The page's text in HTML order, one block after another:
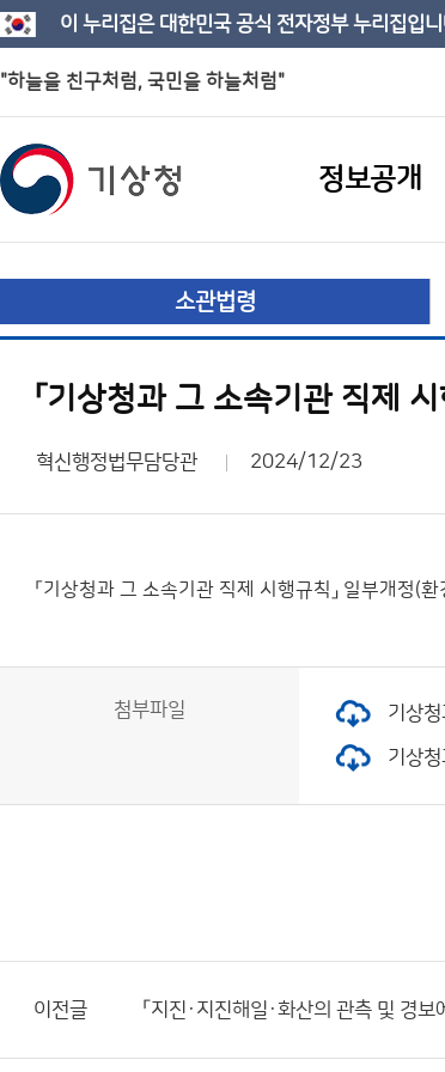
이 누리집은 대한민국 공식 전자정부 누리집입
"하늘을 친구처럼, 국민을 하늘처럼"
정보공개
소관법령
「기상청과 그 소속기관 직제
혁신행정법무담당관 2024/12/23
「기상청과 그 소속기관 직제 시행규칙」 일부개정(
첨부파일 기상
기상
이전글 「지진·지진해일·화산의 관측 및 경